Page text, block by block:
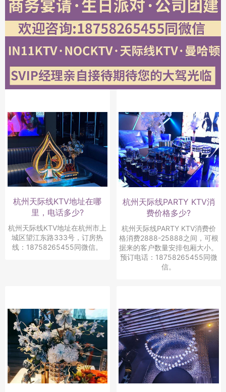
杭州天际线KTV地址在哪
里，电话多少?
杭州天际线KTV地址在杭州市上
城区望江东路333号，订房热
线：18758265455同微信。
杭州天际线PARTY KTV消
费价格多少?
杭州天际线PARTY KTV消费价
格消费2888-25888之间，可根
据来的客户数量安排包厢大小。
预订电话：18758265455同微
信。